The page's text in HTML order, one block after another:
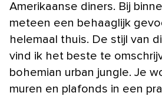
Amerikaanse diners. Bij
meteen een behaaglijk
helemaal thuis. De stijl van
vind ik het beste te
bohemian urban jungle. Je
muren en plafonds in een